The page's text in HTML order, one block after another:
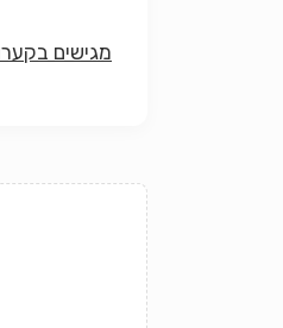
מגישים